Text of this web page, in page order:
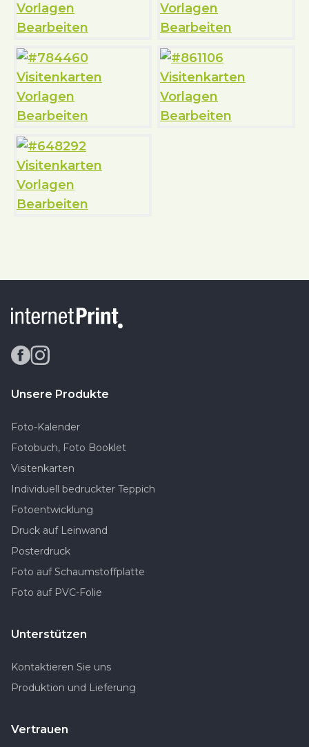
Unsere Produkte
Foto-Kalender
Fotobuch, Foto Booklet
Visitenkarten
Individuell bedruckter Teppich
Fotoentwicklung
Druck auf Leinwand
Posterdruck
Foto auf Schaumstoffplatte
Foto auf PVC-Folie
Unterstützen
Kontaktieren Sie uns
Produktion und Lieferung
Vertrauen